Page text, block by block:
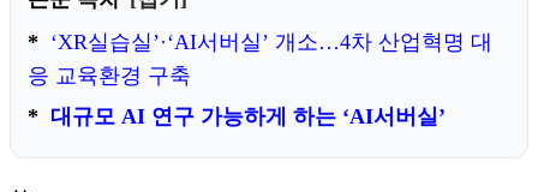
‘XR실습실’·‘AI서버실’ 개소…4차 산업혁명 대
응 교육환경 구축
대규모 AI 연구 가능하게 하는 ‘AI서버실’